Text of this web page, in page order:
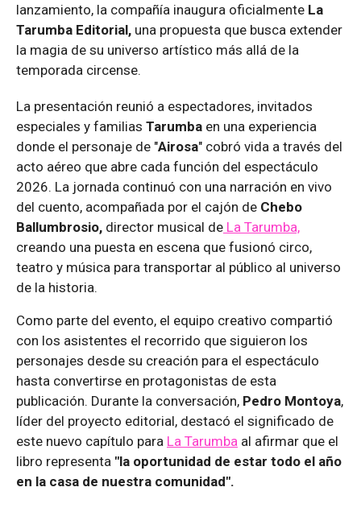
lanzamiento, la compañía inaugura oficialmente La
Tarumba Editorial, una propuesta que busca extender
la magia de su universo artístico más allá de la
temporada circense.
La presentación reunió a espectadores, invitados
especiales y familias Tarumba en una experiencia
donde el personaje de "Airosa" cobró vida a través del
acto aéreo que abre cada función del espectáculo
2026. La jornada continuó con una narración en vivo
del cuento, acompañada por el cajón de Chebo
Ballumbrosio, director musical de La Tarumba,
creando una puesta en escena que fusionó circo,
teatro y música para transportar al público al universo
de la historia.
Como parte del evento, el equipo creativo compartió
con los asistentes el recorrido que siguieron los
personajes desde su creación para el espectáculo
hasta convertirse en protagonistas de esta
publicación. Durante la conversación, Pedro Montoya,
líder del proyecto editorial, destacó el significado de
este nuevo capítulo para La Tarumba al afirmar que el
libro representa "la oportunidad de estar todo el año
en la casa de nuestra comunidad".